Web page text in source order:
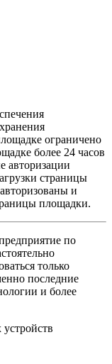
ограничено
более 24 часов
авторизации
страницы
и
площадки.
по
только
последние
и более